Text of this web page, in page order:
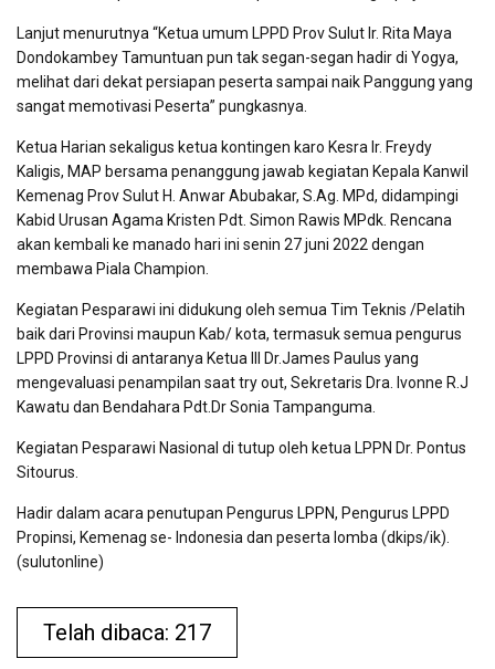
Lanjut menurutnya “Ketua umum LPPD Prov Sulut Ir. Rita Maya
Dondokambey Tamuntuan pun tak segan-segan hadir di Yogya,
melihat dari dekat persiapan peserta sampai naik Panggung yang
sangat memotivasi Peserta” pungkasnya.
Ketua Harian sekaligus ketua kontingen karo Kesra Ir. Freydy
Kaligis, MAP bersama penanggung jawab kegiatan Kepala Kanwil
Kemenag Prov Sulut H. Anwar Abubakar, S.Ag. MPd, didampingi
Kabid Urusan Agama Kristen Pdt. Simon Rawis MPdk. Rencana
akan kembali ke manado hari ini senin 27 juni 2022 dengan
membawa Piala Champion.
Kegiatan Pesparawi ini didukung oleh semua Tim Teknis /Pelatih
baik dari Provinsi maupun Kab/ kota, termasuk semua pengurus
LPPD Provinsi di antaranya Ketua III Dr.James Paulus yang
mengevaluasi penampilan saat try out, Sekretaris Dra. Ivonne R.J
Kawatu dan Bendahara Pdt.Dr Sonia Tampanguma.
Kegiatan Pesparawi Nasional di tutup oleh ketua LPPN Dr. Pontus
Sitourus.
Hadir dalam acara penutupan Pengurus LPPN, Pengurus LPPD
Propinsi, Kemenag se- Indonesia dan peserta lomba (dkips/ik).
(sulutonline)
Telah dibaca: 217